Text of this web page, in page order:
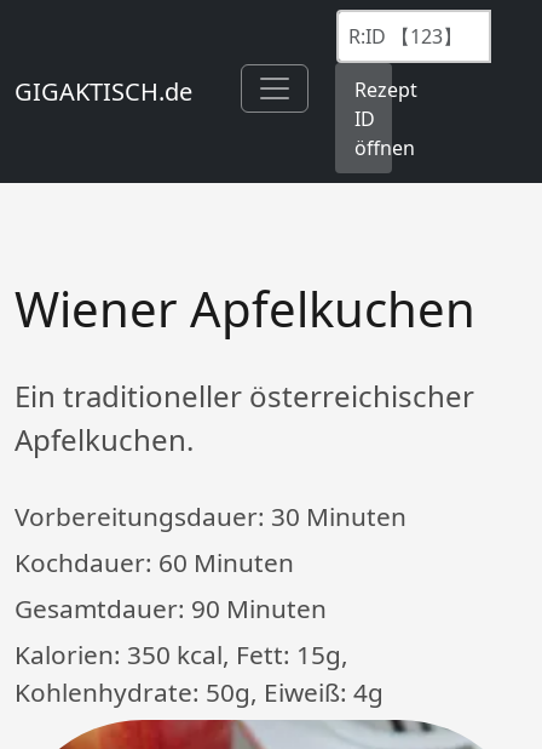
GIGAKTISCH.de
Rezept
ID
öffnen
Wiener Apfelkuchen
Ein traditioneller österreichischer
Apfelkuchen.
Vorbereitungsdauer: 30 Minuten
Kochdauer: 60 Minuten
Gesamtdauer: 90 Minuten
Kalorien: 350 kcal, Fett: 15g,
Kohlenhydrate: 50g, Eiweiß: 4g